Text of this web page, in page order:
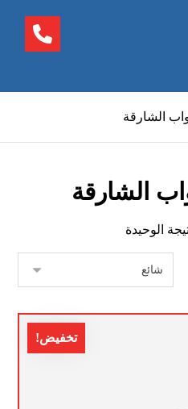
الشارقة
الشارقة
الوحيدة
تخفيض!